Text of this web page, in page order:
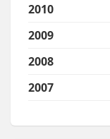
2010
2009
2008
2007